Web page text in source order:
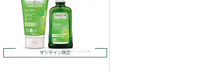
オンライン限定